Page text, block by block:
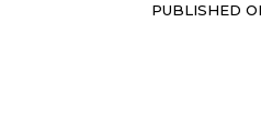
PUBLISHED